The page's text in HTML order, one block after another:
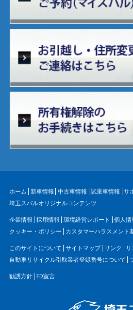
ホーム 新車情報 中古車情報 試乗車情報 サ
埼玉スバルオリジナルコンテンツ
企業情報 採用情報 環境経営レポート
個人情
クッキー・ポリシー
カスタマーハラスメント
このサイトについて サイトマップ リンク
自動車リサイクル引取業者登録番号について
勧誘方針 FD宣言